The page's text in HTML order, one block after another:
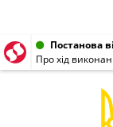
Постанова